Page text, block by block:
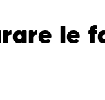
le